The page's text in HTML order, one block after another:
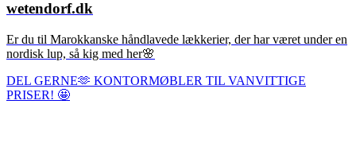
wetendorf.dk
Er du til Marokkanske håndlavede lækkerier, der har været under en
nordisk lup, så kig med her🌸
DEL GERNE🫶 KONTORMØBLER TIL VANVITTIGE
PRISER! 🤩